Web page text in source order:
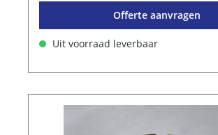
Offerte aanvragen
Uit voorraad leverbaar